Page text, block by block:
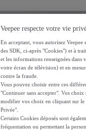
Veepee respecte votre vie
En acceptant, vous autorisez
des SDK, ci-après "Cookies") et à
et les informations renseignées
votre écran de télévision) et en
contre la fraude.
Vous pouvez choisir entre ces
"Continuer sans accepter". Vos
modifier vos choix en cliquant sur le
Privée".
Certains Cookies déposés sont
fréquentation ou permettant la